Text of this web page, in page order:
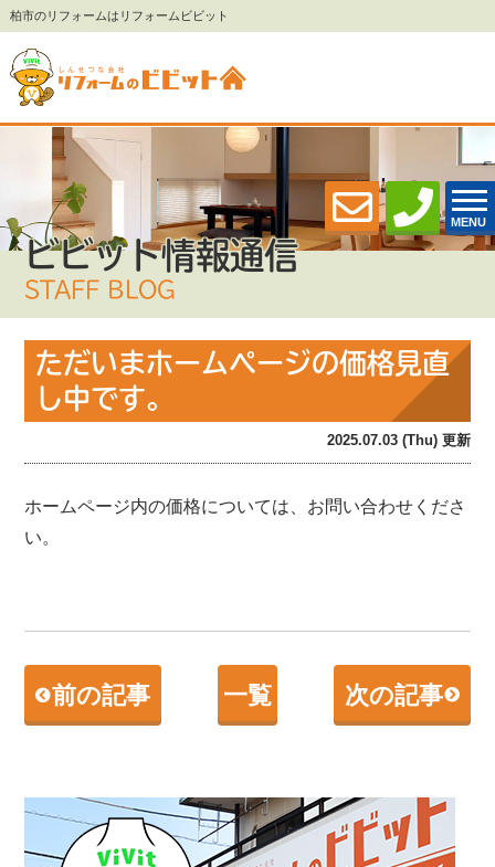
柏市のリフォームはリフォームビビット
MENU
ビビット情報通信
STAFF BLOG
ただいまホームページの価格見直
し中です。
2025.07.03 (Thu) 更新
ホームページ内の価格については、お問い合わせくださ
い。
前の記事 一覧 次の記事